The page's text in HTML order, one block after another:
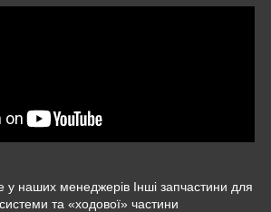
наших менеджерів Інші запчастини для
системи та «ходової» частини